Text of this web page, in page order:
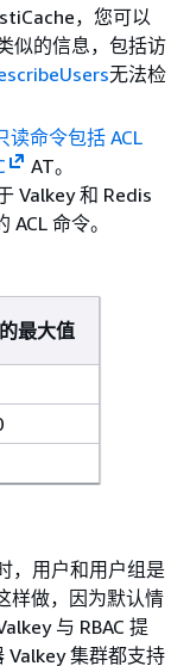
，您可以
似的信息，包括访
无法检
读命令包括 ACL
AT。
Valkey 和 Redis
命令。
最大值
，用户和用户组是
样做，因为默认情
与 RBAC 提
Valkey 集群都支持